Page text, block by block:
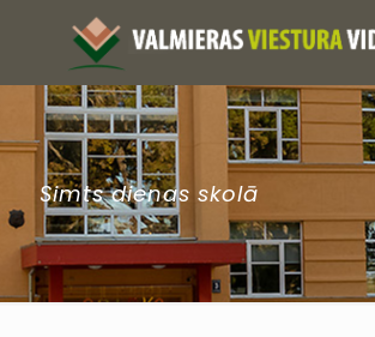
Simts dienas skolā